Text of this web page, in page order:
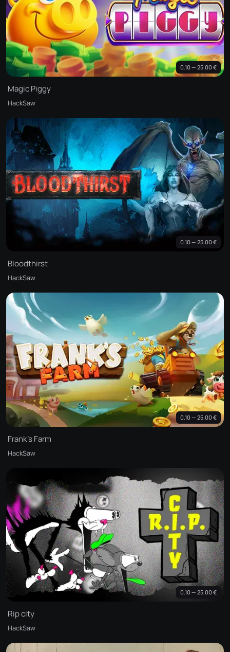
0.10 — 25.00 €
Magic Piggy
HackSaw
0.10 — 25.00 €
Bloodthirst
HackSaw
0.10 — 25.00 €
Frank's Farm
HackSaw
0.10 — 25.00 €
Rip city
HackSaw